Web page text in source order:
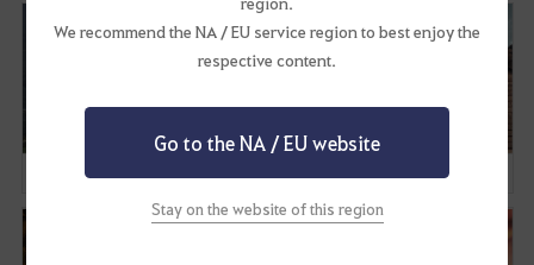
We recommend the NA / EU service region to best enjoy the
respective content.
Go to the NA / EU website
Stay on the website of this region
1
0
1